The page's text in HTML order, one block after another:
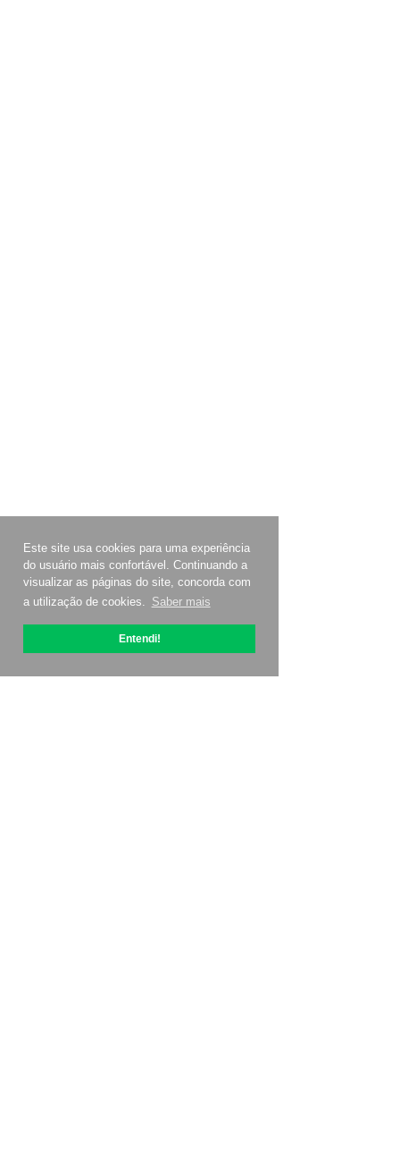
Este site usa cookies para uma experiência
do usuário mais confortável. Continuando a
visualizar as páginas do site, concorda com
a utilização de cookies. Saber mais
Entendi!